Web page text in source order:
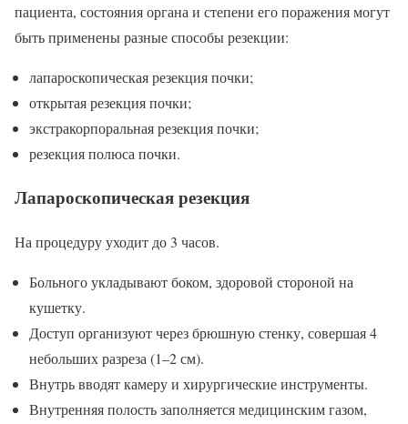
пациента, состояния органа и степени его поражения могут
быть применены разные способы резекции:
лапароскопическая резекция почки;
открытая резекция почки;
экстракорпоральная резекция почки;
резекция полюса почки.
Лапароскопическая резекция
На процедуру уходит до 3 часов.
Больного укладывают боком, здоровой стороной на
кушетку.
Доступ организуют через брюшную стенку, совершая 4
небольших разреза (1–2 см).
Внутрь вводят камеру и хирургические инструменты.
Внутренняя полость заполняется медицинским газом,